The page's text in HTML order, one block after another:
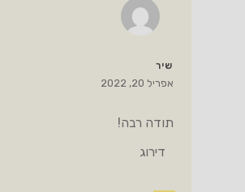
שיר
אפריל 20, 2022
תודה רבה!
דירוג